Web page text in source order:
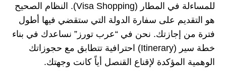
للمساءلة في المطار (Visa Shopping). النظام الصحيح
هو التقديم على سفارة الدولة التي ستقضي فيها أطول
فترة من إجازتك. نحن في “عرب تورز” نساعدك في بناء
خطة سير (Itinerary) احترافية تتطابق مع حجوزاتك
الوهمية المؤكدة لإقناع القنصل أياً كانت وجهتك.